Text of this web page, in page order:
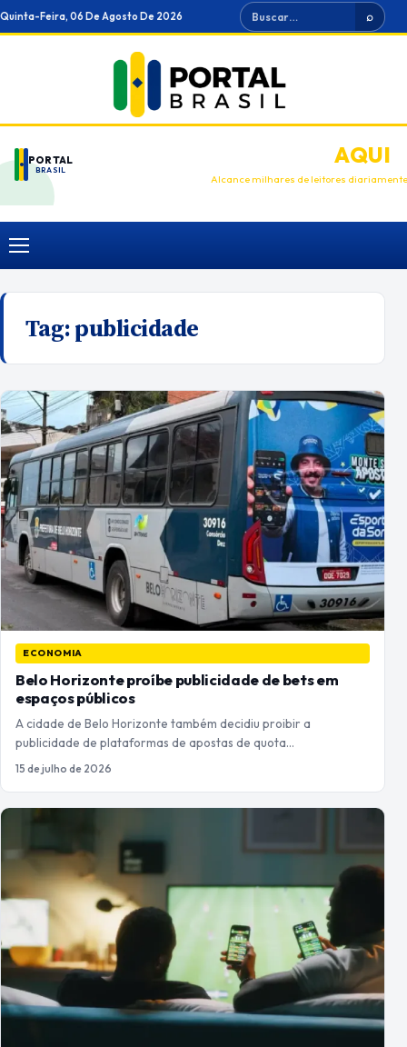
Ir
para
Quinta-Feira, 06 De Agosto De 2026 Buscar ⌕
PORTAL
BRASIL
ANUNCIEAQUI
Alcance milhares de leitores diariamente
Menu
Tag:publicidade
ECONOMIA
Belo Horizonte proíbe publicidade de bets em
espaços públicos
A cidade de Belo Horizonte também decidiu proibir a
publicidade de plataformas de apostas de quota…
15 de julho de 2026